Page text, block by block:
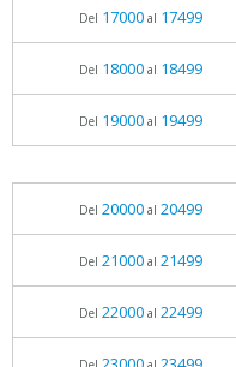
Del 17000al 17499
Del 18000al 18499
Del 19000al 19499
Del 20000al 20499
Del 21000al 21499
Del 22000al 22499